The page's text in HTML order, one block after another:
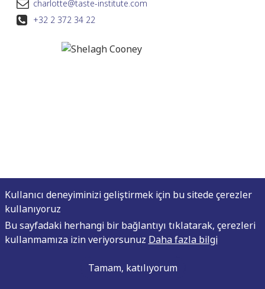
charlotte@taste-institute.com
+32 2 372 34 22
Shelagh Cooney
shelagh@taste-institute.com
Kullanıcı deneyiminizi geliştirmek için bu sitede çerezler
kullanıyoruz
Bu sayfadaki herhangi bir bağlantıyı tıklatarak, çerezleri
kullanmamıza izin veriyorsunuz Daha fazla bilgi
Tamam, katılıyorum